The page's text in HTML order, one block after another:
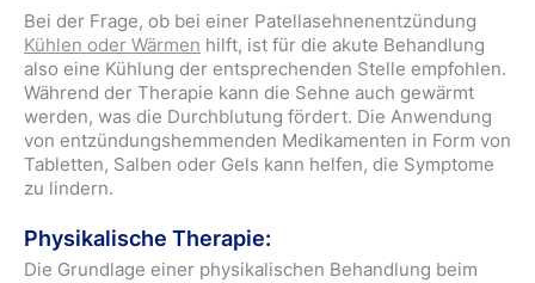
Bei der Frage, ob bei einer Patellasehnenentzündung
Kühlen oder Wärmen hilft, ist für die akute Behandlung
also eine Kühlung der entsprechenden Stelle empfohlen.
Während der Therapie kann die Sehne auch gewärmt
werden, was die Durchblutung fördert. Die Anwendung
von entzündungshemmenden Medikamenten in Form von
Tabletten, Salben oder Gels kann helfen, die Symptome
zu lindern.
Physikalische Therapie:
Die Grundlage einer physikalischen Behandlung beim